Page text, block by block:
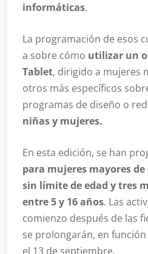
informáticas.
La programación de esos
a sobre cómo utilizar un
Tablet, dirigido a mujeres
otros más específicos
programas de diseño o
niñas y mujeres.
En esta edición, se han
para mujeres mayores de
sin límite de edad y tres
entre 5 y 16 años. Las
comienzo después de las
se prolongarán, en
el 13 de septiembre.